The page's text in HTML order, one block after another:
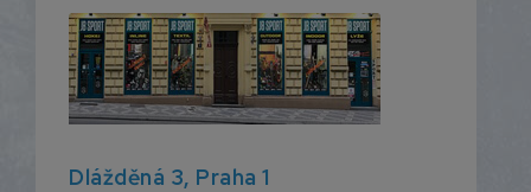
Dlážděná 3, Praha 1